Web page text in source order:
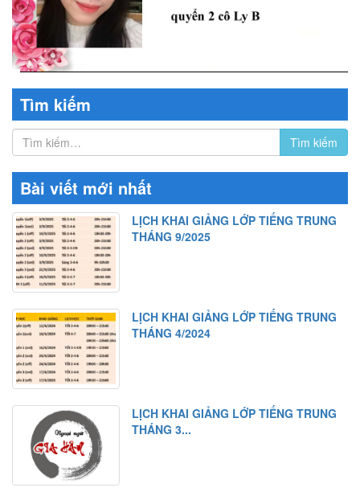
Tìm kiếm
Bài viết mới nhất
LỊCH KHAI GIẢNG LỚP TIẾNG TRUNG
THÁNG 9/2025
LỊCH KHAI GIẢNG LỚP TIẾNG TRUNG
THÁNG 4/2024
LỊCH KHAI GIẢNG LỚP TIẾNG TRUNG
THÁNG 3...